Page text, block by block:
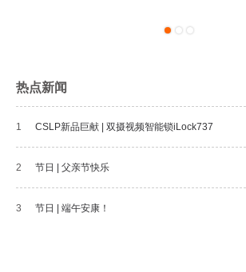
热点新闻
1 CSLP新品巨献 | 双摄视频智能锁iLock737
2 节日 | 父亲节快乐
3 节日 | 端午安康！